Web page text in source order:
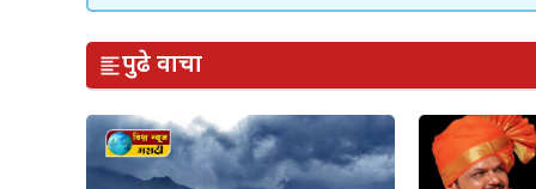
पुढे वाचा